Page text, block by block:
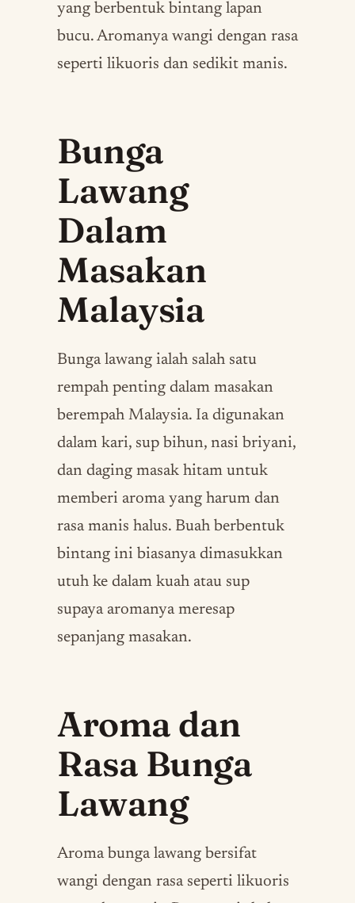
yang berbentuk bintang lapan
bucu. Aromanya wangi dengan rasa
seperti likuoris dan sedikit manis.
Bunga
Lawang
Dalam
Masakan
Malaysia
Bunga lawang ialah salah satu
rempah penting dalam masakan
berempah Malaysia. Ia digunakan
dalam kari, sup bihun, nasi briyani,
dan daging masak hitam untuk
memberi aroma yang harum dan
rasa manis halus. Buah berbentuk
bintang ini biasanya dimasukkan
utuh ke dalam kuah atau sup
supaya aromanya meresap
sepanjang masakan.
Aroma dan
Rasa Bunga
Lawang
Aroma bunga lawang bersifat
wangi dengan rasa seperti likuoris